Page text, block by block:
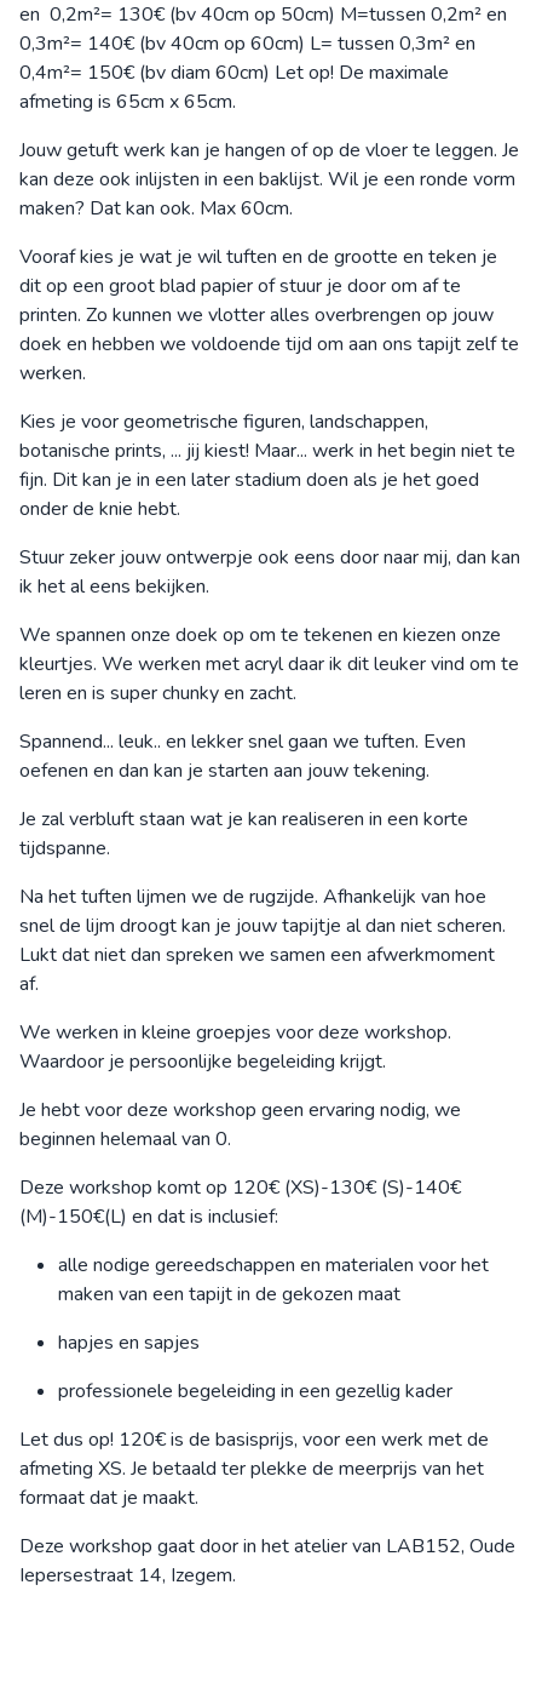
en 0,2m²= 130€ (bv 40cm op 50cm) M=tussen 0,2m² en
0,3m²= 140€ (bv 40cm op 60cm) L= tussen 0,3m² en
0,4m²= 150€ (bv diam 60cm) Let op! De maximale
afmeting is 65cm x 65cm.
Jouw getuft werk kan je hangen of op de vloer te leggen. Je
kan deze ook inlijsten in een baklijst. Wil je een ronde vorm
maken? Dat kan ook. Max 60cm.
Vooraf kies je wat je wil tuften en de grootte en teken je
dit op een groot blad papier of stuur je door om af te
printen. Zo kunnen we vlotter alles overbrengen op jouw
doek en hebben we voldoende tijd om aan ons tapijt zelf te
werken.
Kies je voor geometrische figuren, landschappen,
botanische prints, ... jij kiest! Maar... werk in het begin niet te
fijn. Dit kan je in een later stadium doen als je het goed
onder de knie hebt.
Stuur zeker jouw ontwerpje ook eens door naar mij, dan kan
ik het al eens bekijken.
We spannen onze doek op om te tekenen en kiezen onze
kleurtjes. We werken met acryl daar ik dit leuker vind om te
leren en is super chunky en zacht.
Spannend... leuk.. en lekker snel gaan we tuften. Even
oefenen en dan kan je starten aan jouw tekening.
Je zal verbluft staan wat je kan realiseren in een korte
tijdspanne.
Na het tuften lijmen we de rugzijde. Afhankelijk van hoe
snel de lijm droogt kan je jouw tapijtje al dan niet scheren.
Lukt dat niet dan spreken we samen een afwerkmoment
af.
We werken in kleine groepjes voor deze workshop.
Waardoor je persoonlijke begeleiding krijgt.
Je hebt voor deze workshop geen ervaring nodig, we
beginnen helemaal van 0.
Deze workshop komt op 120€ (XS)-130€ (S)-140€
(M)-150€(L) en dat is inclusief:
alle nodige gereedschappen en materialen voor het
maken van een tapijt in de gekozen maat
hapjes en sapjes
professionele begeleiding in een gezellig kader
Let dus op! 120€ is de basisprijs, voor een werk met de
afmeting XS. Je betaald ter plekke de meerprijs van het
formaat dat je maakt.
Deze workshop gaat door in het atelier van LAB152, Oude
Iepersestraat 14, Izegem.